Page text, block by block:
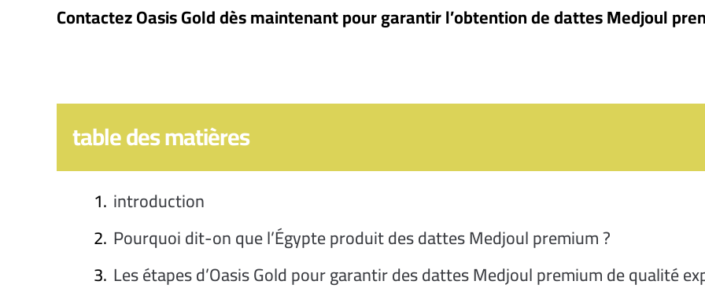
Contactez Oasis Gold dès maintenant pour garantir l’obtention de dattes Medjoul
table des matières
introduction
Pourquoi dit-on que l’Égypte produit des dattes Medjoul premium ?
Les étapes d’Oasis Gold pour garantir des dattes Medjoul premium de qualité